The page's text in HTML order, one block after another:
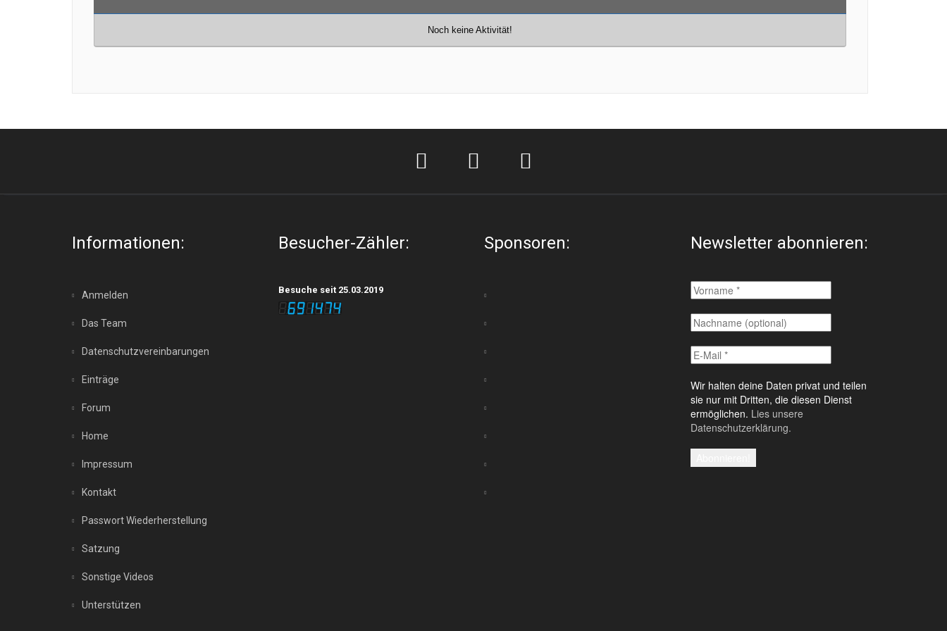
Noch keine Aktivität!
Informationen:
Anmelden
Das Team
Datenschutzvereinbarungen
Einträge
Forum
Home
Impressum
Kontakt
Passwort Wiederherstellung
Satzung
Sonstige Videos
Unterstützen
Besucher-Zähler:
Besuche seit 25.03.2019
Sponsoren: Newsletter abonnieren:
Wir halten deine Daten privat und teilen
sie nur mit Dritten, die diesen Dienst
ermöglichen. Lies unsere
Datenschutzerklärung.